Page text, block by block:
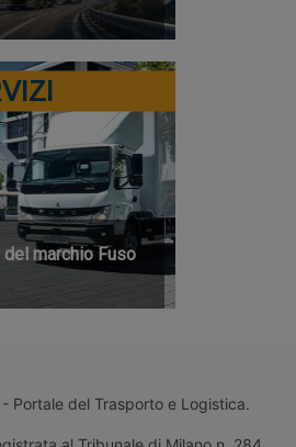
marchio Fuso
Portale del Trasporto e Logistica.